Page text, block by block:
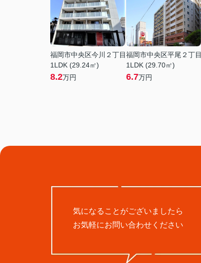
福岡市中央区今川２丁目
1LDK (29.24㎡)
8.2万円
福岡市中央区平尾２丁目
1LDK (29.70㎡)
6.7万円
気になることがございましたら
お気軽にお問い合わせください